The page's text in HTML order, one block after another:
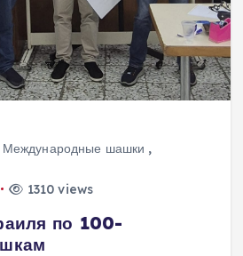
Международные шашки ,
1310 views
по 100-